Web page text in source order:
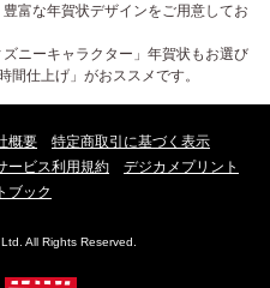
富な年賀状デザインをご用意してお
ニーキャラクター」年賀状もお選び
間仕上げ」がおススメです。
概要
特定商取引に基づく表示
ービス利用規約
デジカメプリント
ブック
All Rights Reserved.